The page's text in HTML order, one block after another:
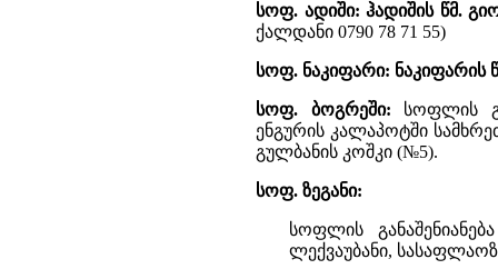
სოფ. ადიში: ჰადიშის წმ.
ქალდანი 0790 78 71 55)
სოფ. ნაკიფარი: ნაკიფარის
სოფ. ბოგრეში: სოფლის
ენგურის კალაპოტში
გულბანის კოშკი (№5).
სოფ. ზეგანი:
სოფლის
ლექვაუბანი,